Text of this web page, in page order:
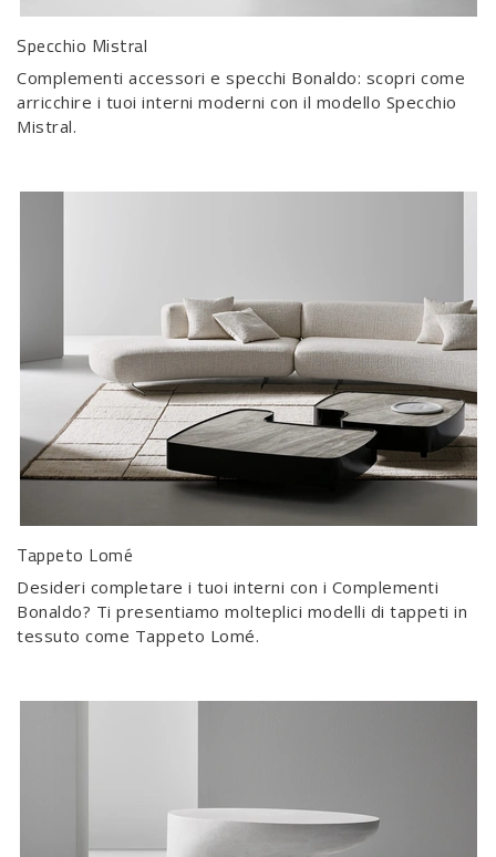
Specchio Mistral
Complementi accessori e specchi Bonaldo: scopri come
arricchire i tuoi interni moderni con il modello Specchio
Mistral.
Tappeto Lomé
Desideri completare i tuoi interni con i Complementi
Bonaldo? Ti presentiamo molteplici modelli di tappeti in
tessuto come Tappeto Lomé.